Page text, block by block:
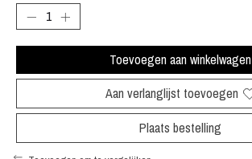
Toevoegen aan winkelwagen
Aan verlanglijst toevoegen
Plaats bestelling